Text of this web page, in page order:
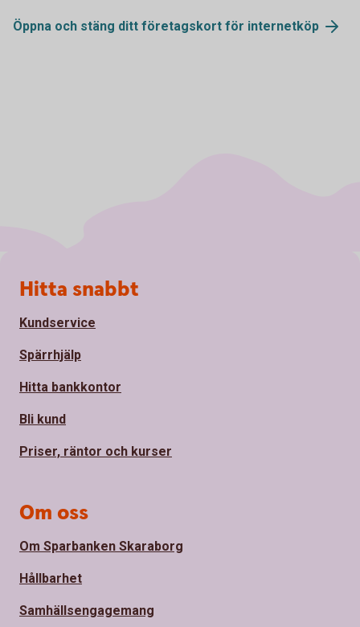
Öppna och stäng ditt företagskort för internetköp
Sidfot
Hitta snabbt
Kundservice
Spärrhjälp
Hitta bankkontor
Bli kund
Priser, räntor och kurser
Om oss
Om Sparbanken Skaraborg
Hållbarhet
Samhällsengagemang